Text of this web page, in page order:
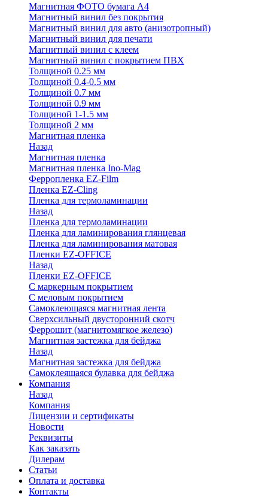
Магнитная ФОТО бумага А4
Магнитный винил без покрытия
Магнитный винил для авто (анизотропный)
Магнитный винил для печати
Магнитный винил с клеем
Магнитный винил с покрытием ПВХ
Толщиной 0.25 мм
Толщиной 0.4-0.5 мм
Толщиной 0.7 мм
Толщиной 0.9 мм
Толщиной 1-1.5 мм
Толщиной 2 мм
Магнитная пленка
Назад
Магнитная пленка
Магнитная пленка Ino-Mag
Ферропленка EZ-Film
Пленка EZ-Cling
Пленка для термоламинации
Назад
Пленка для термоламинации
Пленка для ламинирования глянцевая
Пленка для ламинирования матовая
Пленки EZ-OFFICE
Назад
Пленки EZ-OFFICE
С маркерным покрытием
С меловым покрытием
Самоклеющаяся магнитная лента
Сверхсильный двусторонний скотч
Феррошит (магнитомягкое железо)
Магнитная застежка для бейджа
Назад
Магнитная застежка для бейджа
Самоклеящаяся булавка для бейджа
Компания
Назад
Компания
Лицензии и сертификаты
Новости
Реквизиты
Как заказать
Дилерам
Статьи
Оплата и доставка
Контакты